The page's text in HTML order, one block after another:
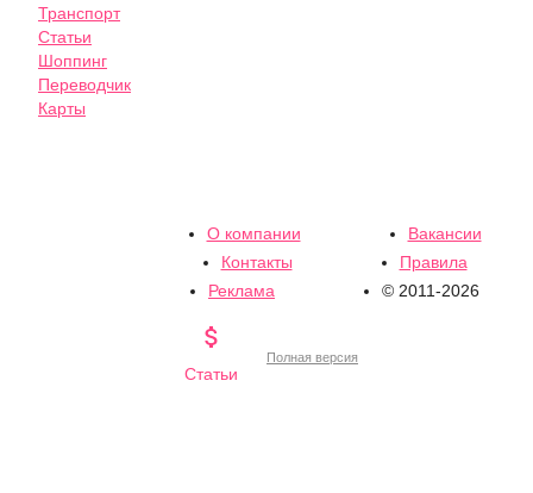
Транспорт
Статьи
Шоппинг
Переводчик
Карты
О компании
Вакансии
Контакты
Правила
Реклама
© 2011-2026

Статьи
Полная версия